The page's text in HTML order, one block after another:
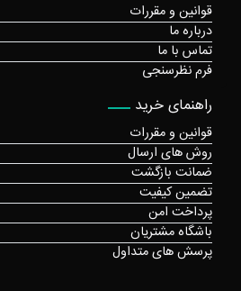
قوانین و مقررات
درباره ما
تماس با ما
فرم نظرسنجی
راهنمای خرید
قوانین و مقررات
روش های ارسال
ضمانت بازگشت
تضمین کیفیت
پرداخت امن
باشگاه مشتریان
پرسش های متداول